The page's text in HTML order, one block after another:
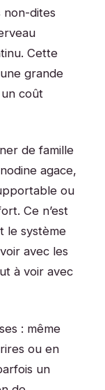
non-dites
Cette
grande
un coût
de famille
agace,
ou
Ce n’est
le système
avec les
à voir avec
: même
ou en
un